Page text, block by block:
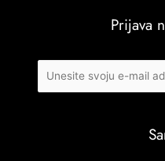
Prijava